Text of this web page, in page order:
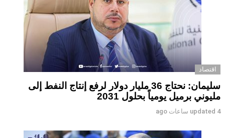
اقتصاد
سليمان: نحتاج 36 مليار دولار لرفع إنتاج النفط إلى
مليوني برميل يومياً بحلول 2031
updated 4 ساعات ago